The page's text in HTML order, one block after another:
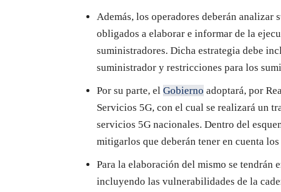
Además, los operadores deberán analizar
obligados a elaborar e informar de la
suministradores. Dicha estrategia debe
suministrador y restricciones para los
Por su parte, el Gobierno adoptará, por
Servicios 5G, con el cual se realizará un
servicios 5G nacionales. Dentro del
mitigarlos que deberán tener en cuenta los
Para la elaboración del mismo se tendrán
incluyendo las vulnerabilidades de la